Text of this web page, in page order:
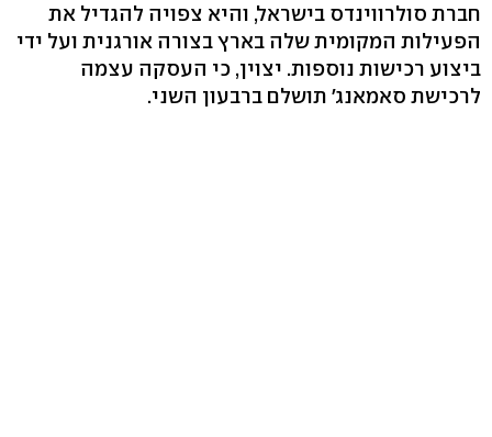
חברת סולרווינדס בישראל, והיא צפויה להגדיל את
הפעילות המקומית שלה בארץ בצורה אורגנית ועל ידי
ביצוע רכישות נוספות. יצוין, כי העסקה עצמה
לרכישת סאמאנג' תושלם ברבעון השני.